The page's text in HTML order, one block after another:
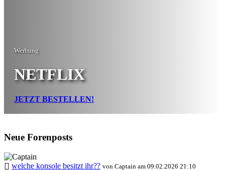
Werbung
NETFLIX
JETZT BESTELLEN!
Neue Forenposts
welche konsole besitzt ihr?? von Captain am 09.02.2026 21:10